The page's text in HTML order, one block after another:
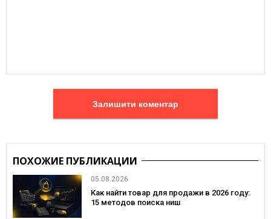
Залишити коментар
ПОХОЖИЕ ПУБЛИКАЦИИ
05.08.2026
Как найти товар для продажи в 2026 году:
15 методов поиска ниш